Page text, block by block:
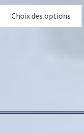
Choix des options